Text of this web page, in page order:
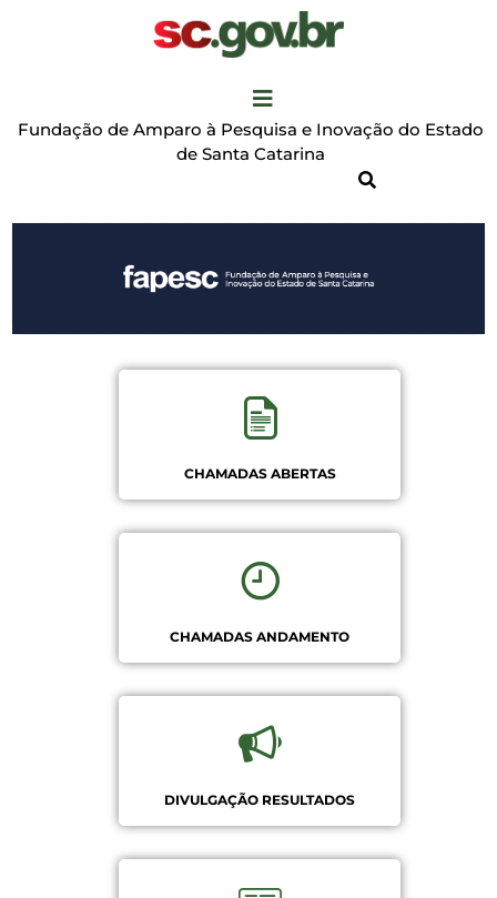
Fundação de Amparo à Pesquisa e Inovação do Estado
de Santa Catarina
CHAMADAS ABERTAS
CHAMADAS ANDAMENTO
DIVULGAÇÃO RESULTADOS